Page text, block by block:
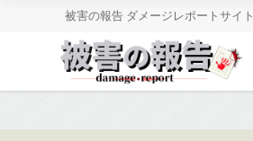
被害の報告 ダメージレポートサイト